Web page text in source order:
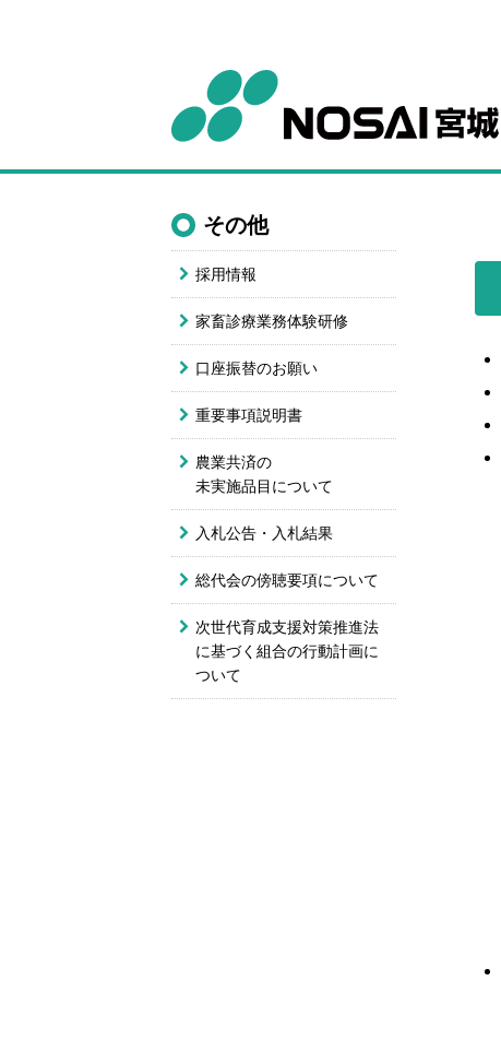
その他
採用情報
家畜診療業務体験研修
口座振替のお願い
重要事項説明書
農業共済の
未実施品目について
入札公告・入札結果
総代会の傍聴要項について
次世代育成支援対策推進法
に基づく組合の行動計画に
ついて